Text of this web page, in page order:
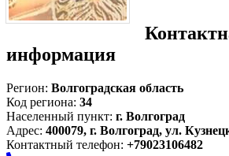
информация
Регион: Волгоградская область
Код региона: 34
Населенный пункт: г. Волгоград
Адрес: 400079, г. Волгоград, ул.
Контактный телефон: +79023106482